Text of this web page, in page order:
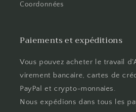
Coordonnées
Paiements et expéditions
Vous pouvez acheter le travail
virement bancaire, cartes de
PayPal et crypto-monnaies.
Nous expédions dans tous les